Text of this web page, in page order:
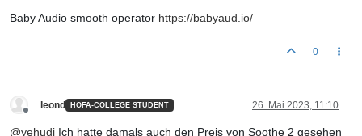
Baby Audio smooth operator https://babyaud.io/
0
leond HOFA-COLLEGE STUDENT 26. Mai 2023, 11:10
@yehudi Ich hatte damals auch den Preis von Soothe 2 gesehen